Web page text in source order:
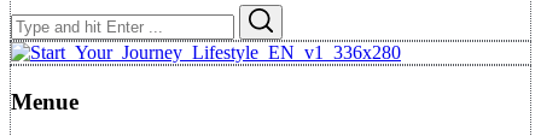
Search
for:
Menue